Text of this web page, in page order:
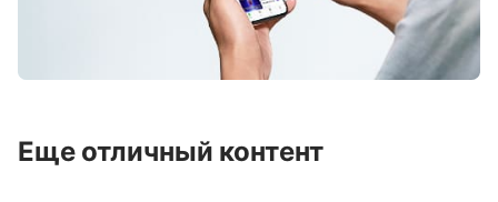
Еще отличный контент